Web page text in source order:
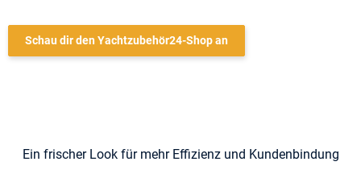
Schau dir den Yachtzubehör24-Shop an
Ein frischer Look für mehr Effizienz und Kundenbindung